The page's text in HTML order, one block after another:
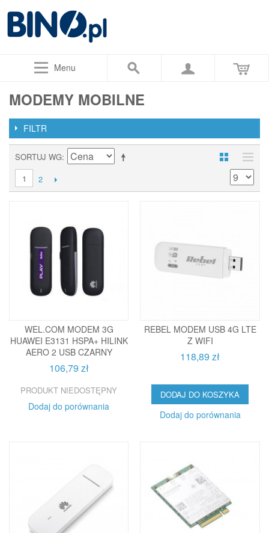
Menu
MODEMY MOBILNE
FILTR
SORTUJ WG
1
2
WEL.COM MODEM 3G
HUAWEI E3131 HSPA+ HILINK
AERO 2 USB CZARNY
106,79 zł
PRODUKT NIEDOSTĘPNY
Dodaj do porównania
REBEL MODEM USB 4G LTE
Z WIFI
118,89 zł
DODAJ DO KOSZYKA
Dodaj do porównania